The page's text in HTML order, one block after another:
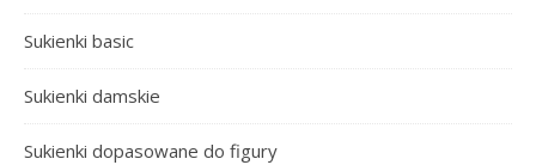
Sukienki basic
Sukienki damskie
Sukienki dopasowane do figury